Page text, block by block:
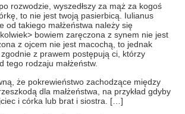
rozwodzie, wyszedłszy za mąż za kogoś
to nie jest twoją pasierbicą. Iulianus
od takiego małżeństwa należy się
bowiem zaręczona z synem nie jest
z ojcem nie jest macochą, to jednak
zgodnie z prawem postępują ci, którzy
tego rodzaju małżeństw.
że pokrewieństwo zachodzące między
dla małżeństwa, na przykład gdyby
i córka lub brat i siostra. […]